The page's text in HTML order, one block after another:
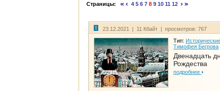
Страницы: 4 5 6 7 8 9 10 11 12
23.12.2021 | 11 Кбайт | просмотров: 767
Тип:
Тимофея Бегрова
Двенадцать
Рождества
подробнее